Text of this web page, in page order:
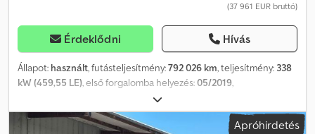
(37 961 EUR bruttó)
Érdeklődni Hívás
Állapot: használt, futásteljesítmény:792 026 km, teljesítmény: 338
kW (459,55 LE), első forgalomba helyezés:05/2019,
, saját tömeg:
15 908 kg, össztömeg:25 500 kg, abroncs méret:315/60 R22,5,
következő vizsga (TÜV):05/2027, fékek: , szín:kék,
Apróhirdetés